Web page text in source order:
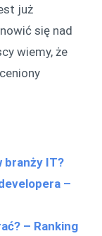
już
się nad
wiemy, że
branży IT?
–
– Ranking